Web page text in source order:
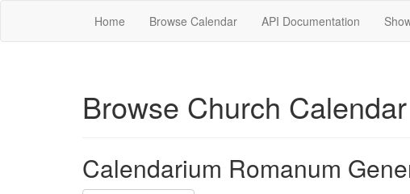
Home Browse Calendar API Documentation
Browse Church Calendar
Calendarium Romanum